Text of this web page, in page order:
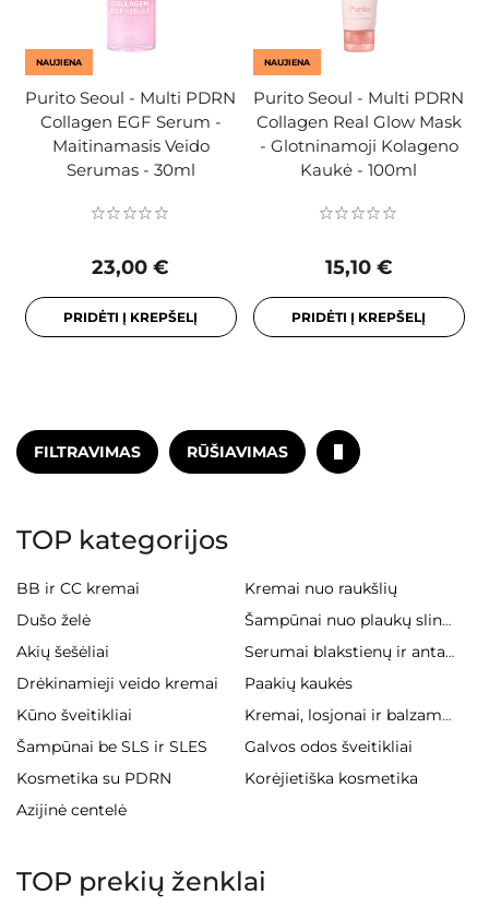
NAUJIENA
Purito Seoul - Multi PDRN
Collagen EGF Serum -
Maitinamasis Veido
Serumas - 30ml
23,00 €
PRIDĖTI Į KREPŠELĮ
NAUJIENA
Purito Seoul - Multi PDRN
Collagen Real Glow Mask
- Glotninamoji Kolageno
Kaukė - 100ml
15,10 €
PRIDĖTI Į KREPŠELĮ
FILTRAVIMAS RŪŠIAVIMAS
TOP kategorijos
BB ir CC kremai
Kremai nuo raukšlių
Dušo želė
Šampūnai nuo plaukų slinkimo
Akių šešėliai Serumai blakstienų ir antakiams
Drėkinamieji veido kremai
Paakių kaukės
Kūno šveitikliai
Kremai, losjonai ir balzamai kūnui
Šampūnai be SLS ir SLES
Galvos odos šveitikliai
Kosmetika su PDRN
Korėjietiška kosmetika
Azijinė centelė
TOP prekių ženklai